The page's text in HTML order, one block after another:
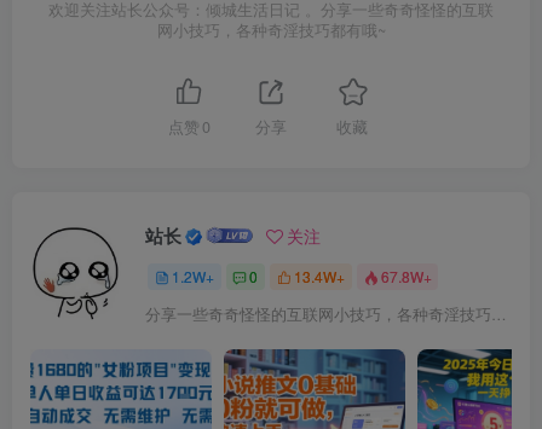
欢迎关注站长公众号：倾城生活日记 。分享一些奇奇怪怪的互联
网小技巧，各种奇淫技巧都有哦~
点赞 0 分享 收藏
站长 关注
1.2W+ 0 13.4W+ 67.8W+
分享一些奇奇怪怪的互联网小技巧，各种奇淫技巧都在本站。